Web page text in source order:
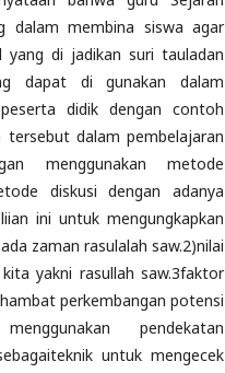
dalam membina siswa agar
yang di jadikan suri tauladan
dapat di gunakan dalam
didik dengan contoh
dalam pembelajaran
menggunakan metode
diskusi dengan adanya
ini untuk mengungkapkan
zaman rasulalah saw.2)nilai
yakni rasullah saw.3faktor
perkembangan potensi
pendekatan
untuk mengecek